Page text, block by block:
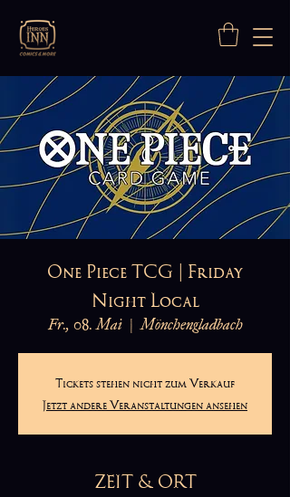
One Piece TCG | Friday
Night Local
Fr., 08. Mai
  |
Mönchengladbach
Tickets stehen nicht zum Verkauf
Jetzt andere Veranstaltungen ansehen
ZEIT & ORT